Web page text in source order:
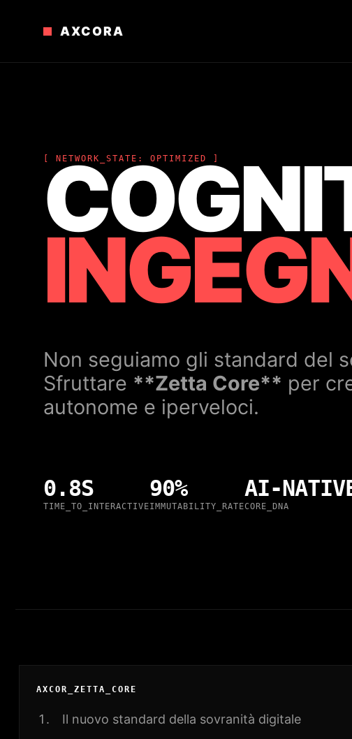
AXCORA
[ NETWORK_STATE: OPTIMIZED ]
Non seguiamo gli standard del
Sfruttare **Zetta Core** per
autonome e iperveloci.
0.8S
TIME_TO_INTERACTIVE
90%
IMMUTABILITY_RATE
AI-
CORE_DNA
AXCOR_ZETTA_CORE
Il nuovo standard della sovranità digitale